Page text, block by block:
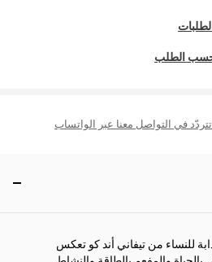
حسب الطلب
تتردّد في التواصل معنا عبر الواتساب
للنساء من تيفاني أند كو تعكس